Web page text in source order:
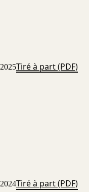
2025Tiré à part (PDF)
2024Tiré à part (PDF)